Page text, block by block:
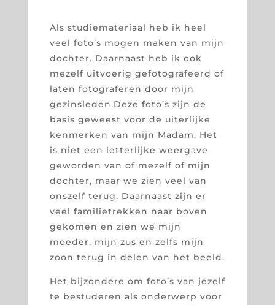
Als studiemateriaal heb ik heel
veel foto’s mogen maken van mijn
dochter. Daarnaast heb ik ook
mezelf uitvoerig gefotografeerd of
laten fotograferen door mijn
gezinsleden.Deze foto’s zijn de
basis geweest voor de uiterlijke
kenmerken van mijn Madam. Het
is niet een letterlijke weergave
geworden van of mezelf of mijn
dochter, maar we zien veel van
onszelf terug. Daarnaast zijn er
veel familietrekken naar boven
gekomen en zien we mijn
moeder, mijn zus en zelfs mijn
zoon terug in delen van het beeld.
Het bijzondere om foto’s van jezelf
te bestuderen als onderwerp voor